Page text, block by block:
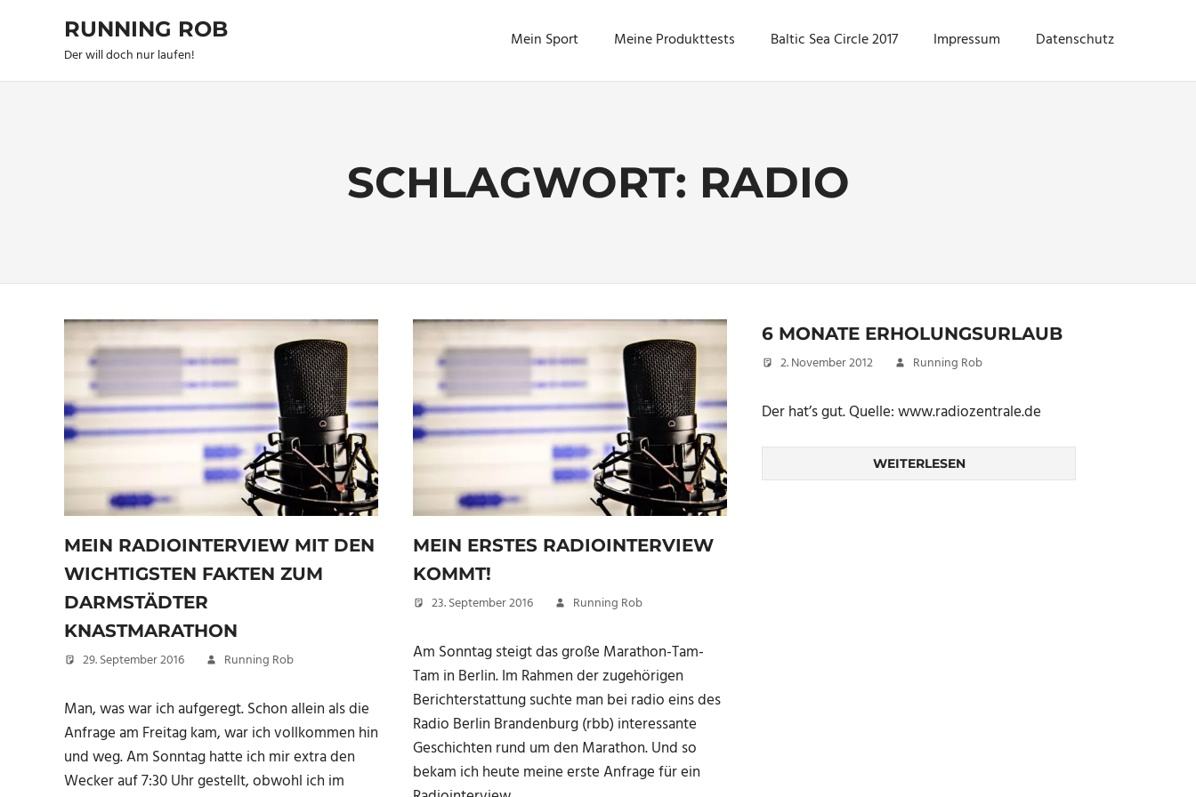
RUNNING ROB
Der will doch nur laufen!
Mein Sport Meine Produkttests Baltic Sea Circle 2017 Impressum Datenschutz
SCHLAGWORT: RADIO
MEIN RADIOINTERVIEW MIT DEN
WICHTIGSTEN FAKTEN ZUM
DARMSTÄDTER
KNASTMARATHON
29. September 2016 Running Rob
Man, was war ich aufgeregt. Schon allein als die
Anfrage am Freitag kam, war ich vollkommen hin
und weg. Am Sonntag hatte ich mir extra den
Wecker auf 7:30 Uhr gestellt, obwohl ich im
MEIN ERSTES RADIOINTERVIEW
KOMMT!
23. September 2016 Running Rob
Am Sonntag steigt das große Marathon-Tam-
Tam in Berlin. Im Rahmen der zugehörigen
Berichterstattung suchte man bei radio eins des
Radio Berlin Brandenburg (rbb) interessante
Geschichten rund um den Marathon. Und so
bekam ich heute meine erste Anfrage für ein
6 MONATE ERHOLUNGSURLAUB
2. November 2012 Running Rob
Der hat’s gut. Quelle: www.radiozentrale.de
WEITERLESEN